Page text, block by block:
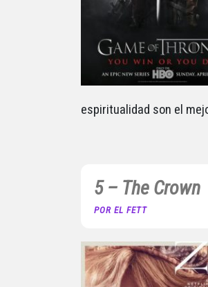
espiritualidad son el
5 – The Crown
POR EL FETT